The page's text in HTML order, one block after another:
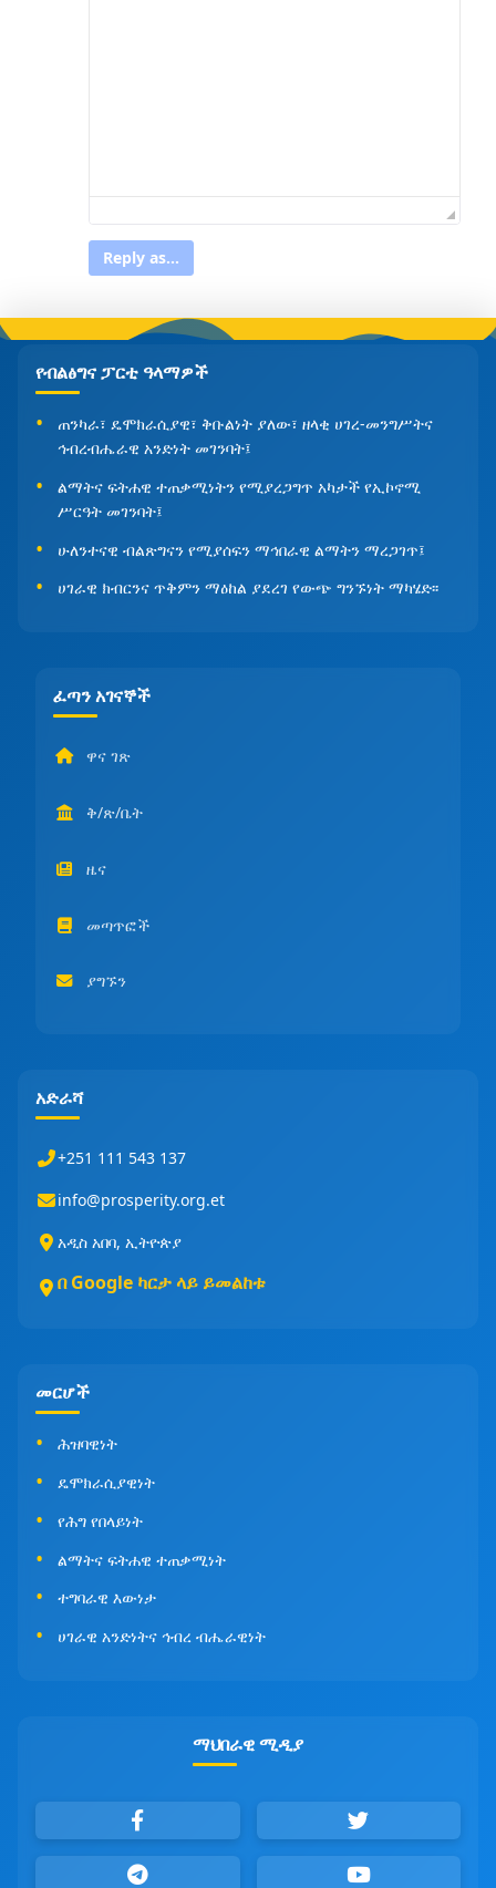
Reply as...
የብልፅግና ፓርቲ ዓላማዎች
ጠንካራ፣ ዴሞክራሲያዊ፣ ቅቡልነት ያለው፣ ዘላቂ ሀገረ-መንግሥትና
ኅብረብሔራዊ አንድነት መገንባት፤
ልማትና ፍትሐዊ ተጠቃሚነትን የሚያረጋግጥ አካታች የኢኮኖሚ
ሥርዓት መገንባት፤
ሁለንተናዊ ብልጽግናን የሚያሰፍን ማኅበራዊ ልማትን ማረጋገጥ፤
ሀገራዊ ክብርንና ጥቅምን ማዕከል ያደረገ የውጭ ግንኙነት ማካሄድ፡፡
ፈጣን አገናኞች
ዋና ገጽ
ቅ/ጽ/ቤት
ዜና
መጣጥፎች
ያግኙን
አድራሻ
+251 111 543 137
info@prosperity.org.et
አዲስ አበባ, ኢትዮጵያ
በ Google ካርታ ላይ ይመልከቱ
መርሆች
ሕዝባዊነት
ዴሞክራሲያዊነት
የሕግ የበላይነት
ልማትና ፍትሐዊ ተጠቃሚነት
ተግባራዊ እውነታ
ሀገራዊ አንድነትና ኅብረ ብሔራዊነት
ማህበራዊ ሚዲያ